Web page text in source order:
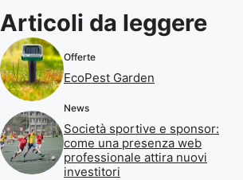
Articoli da leggere
Offerte
EcoPest Garden
News
Società sportive e sponsor:
come una presenza web
professionale attira nuovi
investitori